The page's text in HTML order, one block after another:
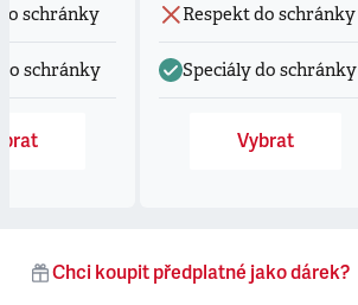
schránky
schránky
Respekt do schránky
Speciály do schránky
Vybrat
Chci koupit předplatné jako dárek?